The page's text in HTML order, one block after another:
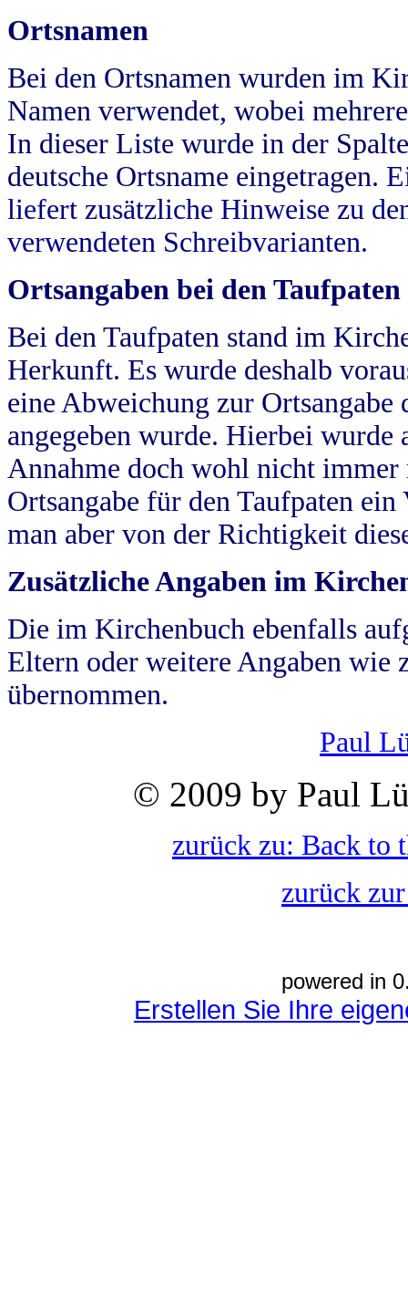
Ortsnamen
Bei den Ortsnamen wurden im
Namen verwendet, wobei
In dieser Liste wurde in der
deutsche Ortsname eingetragen.
liefert zusätzliche Hinweise zu
verwendeten Schreibvarianten.
Ortsangaben bei den Taufpaten
Bei den Taufpaten stand im
Herkunft. Es wurde deshalb
eine Abweichung zur
angegeben wurde. Hierbei wurde
Annahme doch wohl nicht
Ortsangabe für den Taufpaten
man aber von der Richtigkeit
Zusätzliche Angaben im
Die im Kirchenbuch ebenfalls
Eltern oder weitere Angaben wie
übernommen.
Paul
© 2009 by Paul
zurück zu: Back to
zurück
powered in
Erstellen Sie Ihre